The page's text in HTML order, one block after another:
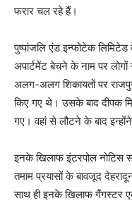
फरार चल रहे हैं।
पुष्पांजलि एंड इन्फोटेक
अपार्टमेंट बेचने के नाम पर
अलग-अलग शिकायतों पर
किए गए थे। उसके बाद दीपक
गए। वहां से लौटने के बाद
इनके खिलाफ इंटरपोल नोटिस
तमाम प्रयासों के बावजूद
साथ ही इनके खिलाफ गैंगस्टर